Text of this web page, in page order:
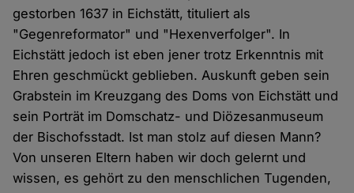
gestorben 1637 in Eichstätt, tituliert als
"Gegenreformator" und "Hexenverfolger". In
Eichstätt jedoch ist eben jener trotz Erkenntnis mit
Ehren geschmückt geblieben. Auskunft geben sein
Grabstein im Kreuzgang des Doms von Eichstätt und
sein Porträt im Domschatz- und Diözesanmuseum
der Bischofsstadt. Ist man stolz auf diesen Mann?
Von unseren Eltern haben wir doch gelernt und
wissen, es gehört zu den menschlichen Tugenden,